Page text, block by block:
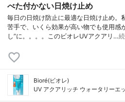
べた付かない日焼け止め
毎日の日焼け防止に最適な日焼け止め。
苦手で、いくら効果が高い物でも使用感
し”に。。。。このビオレUVアクアリ…
Bioré(ビオレ)
UV アクアリッチ ウォータリーエ